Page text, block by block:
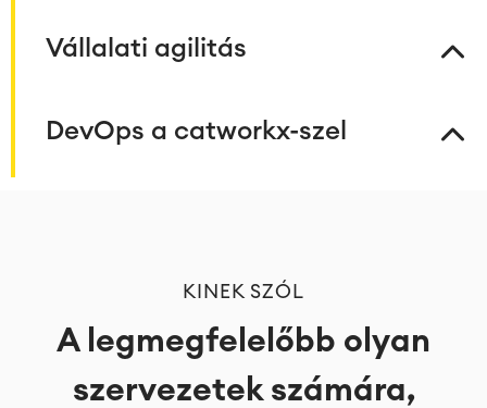
Vállalati agilitás
DevOps a catworkx-szel
KINEK SZÓL
A legmegfelelőbb olyan
szervezetek számára,